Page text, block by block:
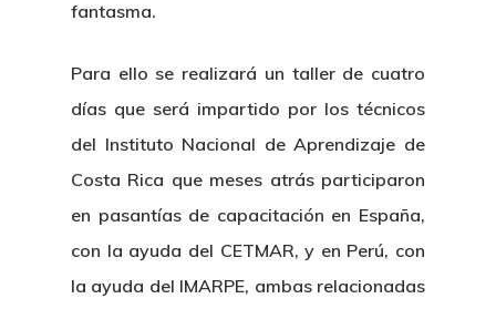
fantasma.
Para ello se realizará un taller de cuatro
días que será impartido por los técnicos
del Instituto Nacional de Aprendizaje de
Costa Rica que meses atrás participaron
en pasantías de capacitación en España,
con la ayuda del CETMAR, y en Perú, con
la ayuda del IMARPE, ambas relacionadas